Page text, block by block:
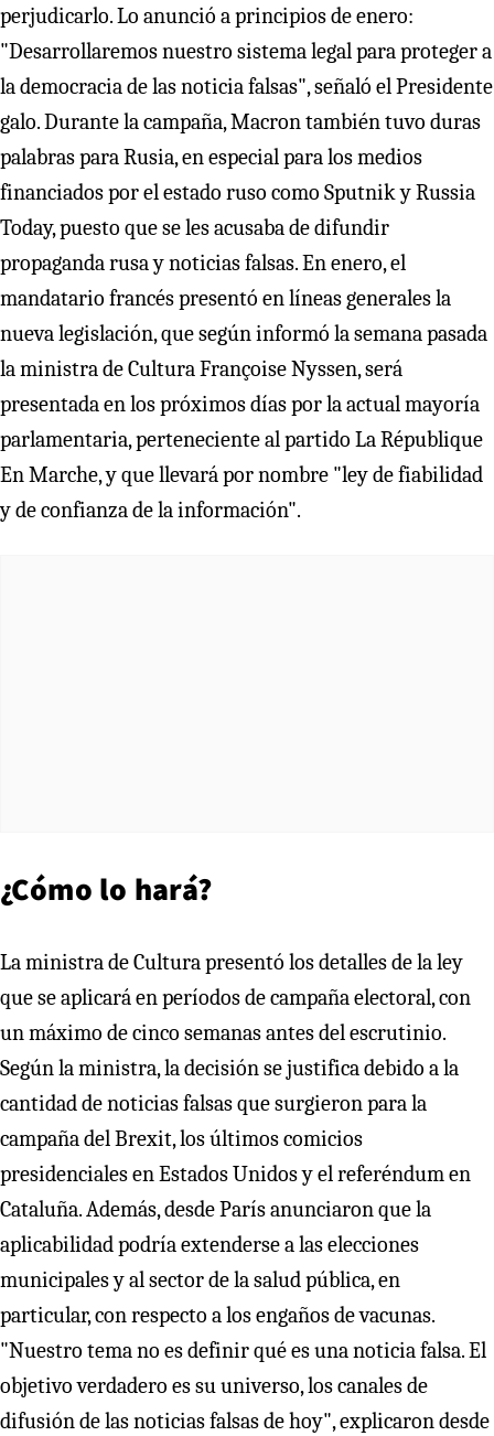
perjudicarlo. Lo anunció a principios de enero:
"Desarrollaremos nuestro sistema legal para proteger a
la democracia de las noticia falsas", señaló el Presidente
galo. Durante la campaña, Macron también tuvo duras
palabras para Rusia, en especial para los medios
financiados por el estado ruso como Sputnik y Russia
Today, puesto que se les acusaba de difundir
propaganda rusa y noticias falsas. En enero, el
mandatario francés presentó en líneas generales la
nueva legislación, que según informó la semana pasada
la ministra de Cultura Françoise Nyssen, será
presentada en los próximos días por la actual mayoría
parlamentaria, perteneciente al partido La République
En Marche, y que llevará por nombre "ley de fiabilidad
y de confianza de la información".
¿Cómo lo hará?
La ministra de Cultura presentó los detalles de la ley
que se aplicará en períodos de campaña electoral, con
un máximo de cinco semanas antes del escrutinio.
Según la ministra, la decisión se justifica debido a la
cantidad de noticias falsas que surgieron para la
campaña del Brexit, los últimos comicios
presidenciales en Estados Unidos y el referéndum en
Cataluña. Además, desde París anunciaron que la
aplicabilidad podría extenderse a las elecciones
municipales y al sector de la salud pública, en
particular, con respecto a los engaños de vacunas.
"Nuestro tema no es definir qué es una noticia falsa. El
objetivo verdadero es su universo, los canales de
difusión de las noticias falsas de hoy", explicaron desde